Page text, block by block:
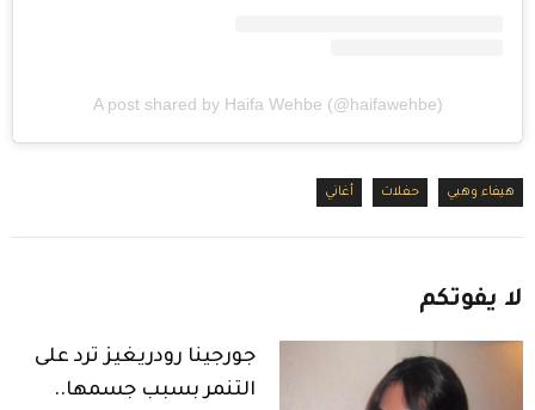
A post shared by Haifa Wehbe (@haifawehbe)
هيفاء وهبي حفلات أغاني
لا يفوتكم
جورجينا رودريغيز ترد على
التنمر بسبب جسمها..